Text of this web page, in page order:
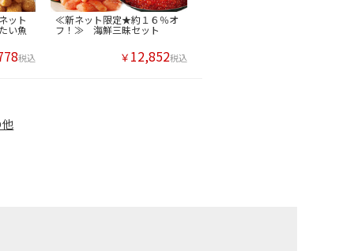
ット
い魚
税込
≪新ネット限定★約１６％オ
フ！≫ 海鮮三昧セット
￥ 12,852税込